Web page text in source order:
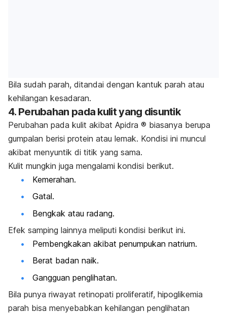
Bila sudah parah, ditandai dengan kantuk parah atau
kehilangan kesadaran.
4. Perubahan pada kulit yang disuntik
Perubahan pada kulit akibat Apidra ® biasanya berupa
gumpalan berisi protein atau lemak. Kondisi ini muncul
akibat menyuntik di titik yang sama.
Kulit mungkin juga mengalami kondisi berikut.
Kemerahan.
Gatal.
Bengkak atau radang.
Efek samping lainnya meliputi kondisi berikut ini.
Pembengkakan akibat penumpukan natrium.
Berat badan naik.
Gangguan penglihatan.
Bila punya riwayat retinopati proliferatif, hipoglikemia
parah bisa menyebabkan kehilangan penglihatan